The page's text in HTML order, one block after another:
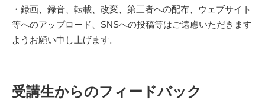
・録画、録音、転載、改変、第三者への配布、ウェブサイト
等へのアップロード、SNSへの投稿等はご遠慮いただきます
ようお願い申し上げます。
受講生からのフィードバック